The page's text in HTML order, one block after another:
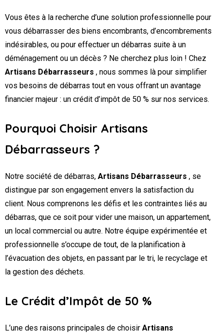
Vous êtes à la recherche d’une solution professionnelle pour
vous débarrasser des biens encombrants, d’encombrements
indésirables, ou pour effectuer un débarras suite à un
déménagement ou un décès ? Ne cherchez plus loin ! Chez
Artisans Débarrasseurs , nous sommes là pour simplifier
vos besoins de débarras tout en vous offrant un avantage
financier majeur : un crédit d’impôt de 50 % sur nos services.
Pourquoi Choisir Artisans
Débarrasseurs ?
Notre société de débarras, Artisans Débarrasseurs , se
distingue par son engagement envers la satisfaction du
client. Nous comprenons les défis et les contraintes liés au
débarras, que ce soit pour vider une maison, un appartement,
un local commercial ou autre. Notre équipe expérimentée et
professionnelle s’occupe de tout, de la planification à
l’évacuation des objets, en passant par le tri, le recyclage et
la gestion des déchets.
Le Crédit d’Impôt de 50 %
L’une des raisons principales de choisir Artisans